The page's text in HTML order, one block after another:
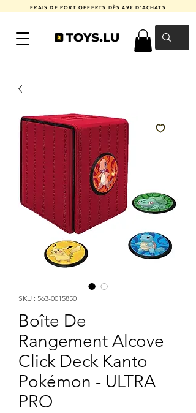
FRAIS DE PORT OFFERTS DÈS 49€ D'ACHATS
SKU : 563-0015850
Boîte De
Rangement Alcove
Click Deck Kanto
Pokémon - ULTRA
PRO